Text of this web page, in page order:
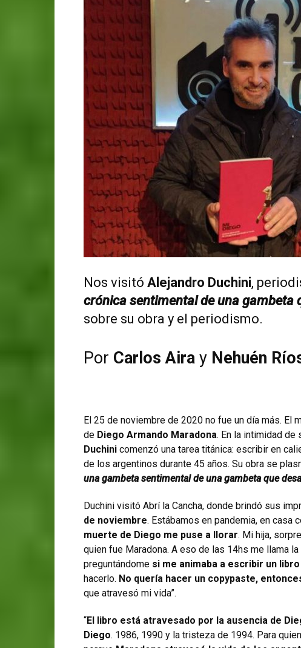
Nos visitó Alejandro Duchini,
crónica sentimental de una gambeta
sobre su obra y el periodismo.
Por Carlos Aira y Nehuén
El 25 de noviembre de 2020 no fue un día más. El
de Diego Armando Maradona. En la intimidad de
Duchini comenzó una tarea titánica: escribir en
de los argentinos durante 45 años. Su obra se
una gambeta sentimental de una gambeta que
Duchini visitó Abrí la Cancha, donde brindó sus
de noviembre. Estábamos en pandemia, en casa
muerte de Diego me puse a llorar. Mi hija,
quien fue Maradona. A eso de las 14hs me llama
preguntándome si me animaba a escribir un
hacerlo. No quería hacer un copypaste,
que atravesó mi vida”.
“El libro está atravesado por la ausencia de
Diego. 1986, 1990 y la tristeza de 1994. Para